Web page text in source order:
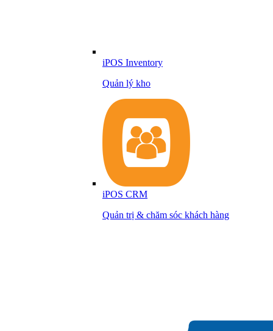
iPOS Inventory
Quản lý kho
iPOS CRM
Quản trị & chăm sóc khách hàng